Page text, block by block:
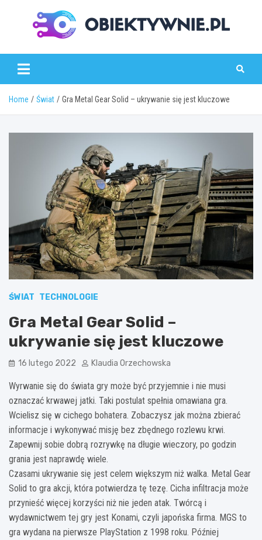
obiektywnie.pl
Home Świat Gra Metal Gear Solid – ukrywanie się jest kluczowe
ŚWIAT TECHNOLOGIE
Gra Metal Gear Solid –
ukrywanie się jest kluczowe
16 lutego 2022 Klaudia Orzechowska
Wyrwanie się do świata gry może być przyjemnie i nie musi
oznaczać krwawej jatki. Taki postulat spełnia omawiana gra.
Wcielisz się w cichego bohatera. Zobaczysz jak można zbierać
informacje i wykonywać misję bez zbędnego rozlewu krwi.
Zapewnij sobie dobrą rozrywkę na długie wieczory, po godzin
grania jest naprawdę wiele.
Czasami ukrywanie się jest celem większym niż walka. Metal Gear
Solid to gra akcji, która potwierdza tę tezę. Cicha infiltracja może
przynieść więcej korzyści niż nie jeden atak. Twórcą i
wydawnictwem tej gry jest Konami, czyli japońska firma. MGS to
gra wydana na pierwsze PlayStation z 1998 roku. Później